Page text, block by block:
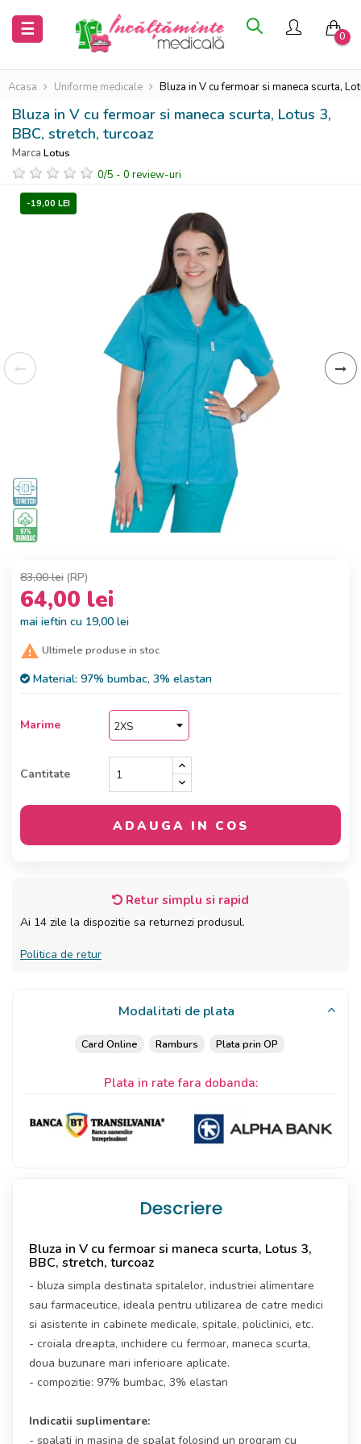
Toggle
navigation
☰ 0
Acasa Uniforme medicale Bluza in V cu fermoar si maneca scurta,
Bluza in V cu fermoar si maneca scurta, Lotus 3,
BBC, stretch, turcoaz
Marca Lotus
0/5 - 0 review-uri
-19,00 LEI
83,00 lei (RP)
64,00 lei
mai ieftin cu 19,00 lei
 Ultimele produse in stoc
Material: 97% bumbac, 3% elastan
Marime
Cantitate
ADAUGA IN COS
Retur simplu si rapid
Ai 14 zile la dispozitie sa returnezi produsul.
Politica de retur
Modalitati de plata
Card Online Ramburs Plata prin OP
Plata in rate fara dobanda:
Descriere
Bluza in V cu fermoar si maneca scurta, Lotus 3,
BBC, stretch, turcoaz
- bluza simpla destinata spitalelor, industriei alimentare
sau farmaceutice, ideala pentru utilizarea de catre medici
si asistente in cabinete medicale, spitale, policlinici, etc.
- croiala dreapta, inchidere cu fermoar, maneca scurta,
doua buzunare mari inferioare aplicate.
- compozitie: 97% bumbac, 3% elastan
Indicatii suplimentare:
- spalati in masina de spalat folosind un program cu
Inchide
Acasa
Saboti
medicali
Uniforme
medicale
Inchide
Acasa
Saboti
medicali
Uniforme
medicale